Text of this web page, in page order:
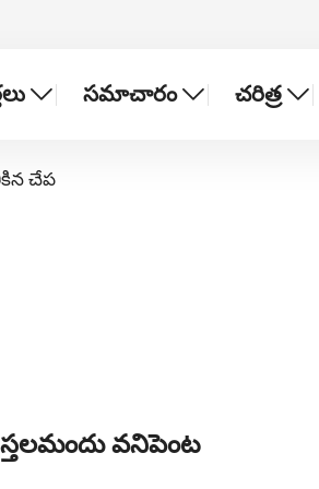
సమాచారం చరిత్ర
చేప
వనిపెంట